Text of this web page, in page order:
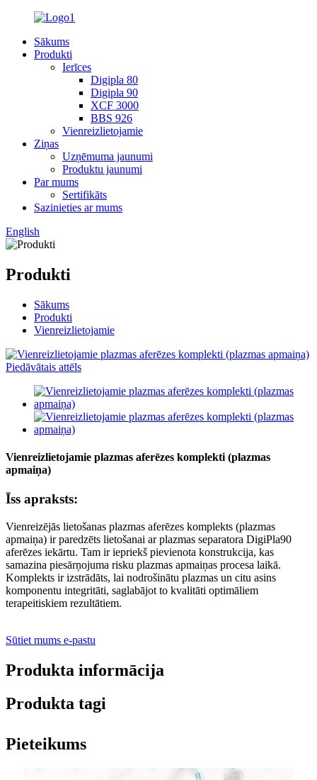
Sākums
Produkti
Ierīces
Digipla 80
Digipla 90
XCF 3000
BBS 926
Vienreizlietojamie
Ziņas
Uzņēmuma jaunumi
Produktu jaunumi
Par mums
Sertifikāts
Sazinieties ar mums
English
Produkti
Sākums
Produkti
Vienreizlietojamie
Vienreizlietojamie plazmas aferēzes komplekti (plazmas
apmaiņa)
Īss apraksts:
Vienreizējās lietošanas plazmas aferēzes komplekts (plazmas
apmaiņa) ir paredzēts lietošanai ar plazmas separatora DigiPla90
aferēzes iekārtu. Tam ir iepriekš pievienota konstrukcija, kas
samazina piesārņojuma risku plazmas apmaiņas procesa laikā.
Komplekts ir izstrādāts, lai nodrošinātu plazmas un citu asins
komponentu integritāti, saglabājot to kvalitāti optimāliem
terapeitiskiem rezultātiem.
Sūtiet mums e-pastu
Produkta informācija
Produkta tagi
Pieteikums